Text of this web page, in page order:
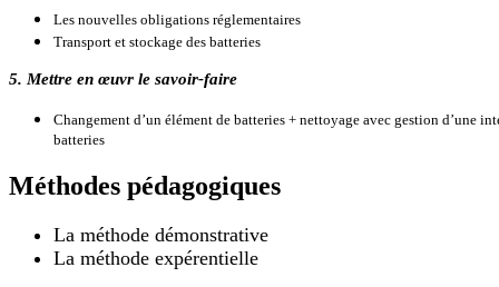
Les nouvelles obligations réglementaires
Transport et stockage des batteries
5. Mettre en œuvr le savoir-faire
Changement d’un élément de batteries + nettoyage avec gestion d’une
batteries
Méthodes pédagogiques
La méthode démonstrative
La méthode expérentielle